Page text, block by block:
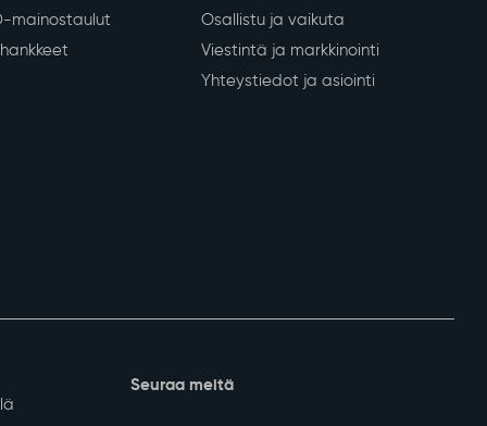
mainostaulut
Osallistu ja vaikuta
Viestintä ja markkinointi
Yhteystiedot ja asiointi
Seuraa meitä